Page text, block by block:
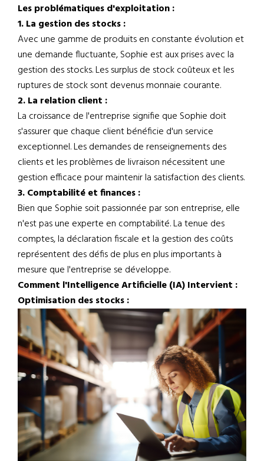
Les problématiques d'exploitation :
1. La gestion des stocks :
Avec une gamme de produits en constante évolution et
une demande fluctuante, Sophie est aux prises avec la
gestion des stocks. Les surplus de stock coûteux et les
ruptures de stock sont devenus monnaie courante.
2. La relation client :
La croissance de l'entreprise signifie que Sophie doit
s'assurer que chaque client bénéficie d'un service
exceptionnel. Les demandes de renseignements des
clients et les problèmes de livraison nécessitent une
gestion efficace pour maintenir la satisfaction des clients.
3. Comptabilité et finances :
Bien que Sophie soit passionnée par son entreprise, elle
n'est pas une experte en comptabilité. La tenue des
comptes, la déclaration fiscale et la gestion des coûts
représentent des défis de plus en plus importants à
mesure que l'entreprise se développe.
Comment l'Intelligence Artificielle (IA) Intervient :
Optimisation des stocks :